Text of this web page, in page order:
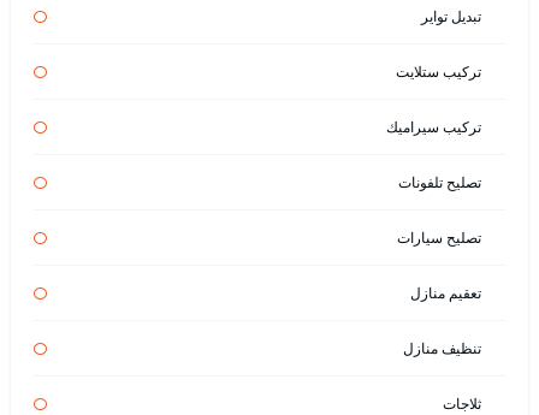
تبديل تواير
تركيب ستلايت
تركيب سيراميك
تصليح تلفونات
تصليح سيارات
تعقيم منازل
تنظيف منازل
ثلاجات